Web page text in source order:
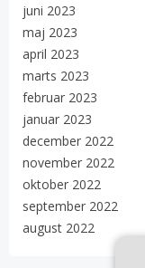
juni 2023
maj 2023
april 2023
marts 2023
februar 2023
januar 2023
december 2022
november 2022
oktober 2022
september 2022
august 2022